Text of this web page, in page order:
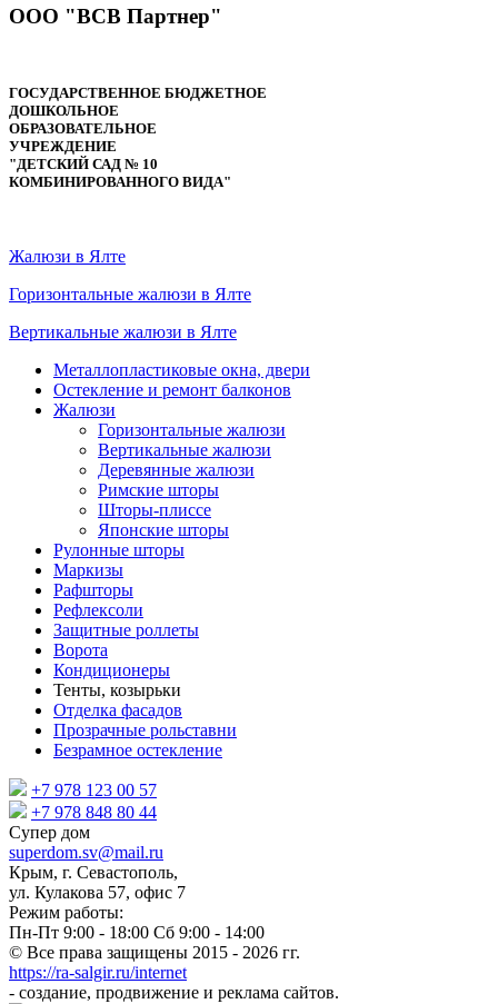
ООО "ВСВ Партнер"
ГОСУДАРСТВЕННОЕ БЮДЖЕТНОЕ
ДОШКОЛЬНОЕ
ОБРАЗОВАТЕЛЬНОЕ
УЧРЕЖДЕНИЕ
"ДЕТСКИЙ САД № 10
КОМБИНИРОВАННОГО ВИДА"
Жалюзи в Ялте
Горизонтальные жалюзи в Ялте
Вертикальные жалюзи в Ялте
Металлопластиковые окна, двери
Остекление и ремонт балконов
Жалюзи
Горизонтальные жалюзи
Вертикальные жалюзи
Деревянные жалюзи
Римские шторы
Шторы-плиссе
Японские шторы
Рулонные шторы
Маркизы
Рафшторы
Рефлексоли
Защитные роллеты
Ворота
Кондиционеры
Тенты, козырьки
Отделка фасадов
Прозрачные рольставни
Безрамное остекление
+7 978 123 00 57
+7 978 848 80 44
Супер дом
superdom.sv@mail.ru
Крым, г. Севастополь,
ул. Кулакова 57, офис 7
Режим работы:
Пн-Пт 9:00 - 18:00 Сб 9:00 - 14:00
© Все права защищены 2015 - 2026 гг.
https://ra-salgir.ru/internet
- создание, продвижение и реклама сайтов.